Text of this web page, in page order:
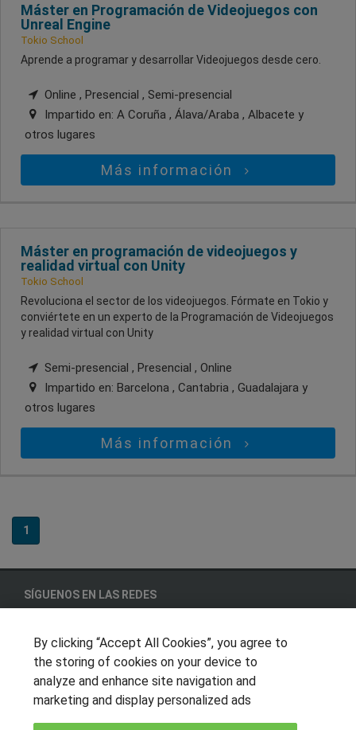
Máster en Programación de Videojuegos con
Unreal Engine
Tokio School
Aprende a programar y desarrollar Videojuegos desde cero.
Online , Presencial , Semi-presencial
Impartido en: A Coruña , Álava/Araba , Albacete y
otros lugares
Más información
Máster en programación de videojuegos y
realidad virtual con Unity
Tokio School
Revoluciona el sector de los videojuegos. Fórmate en Tokio y
conviértete en un experto de la Programación de Videojuegos
y realidad virtual con Unity
Semi-presencial , Presencial , Online
Impartido en: Barcelona , Cantabria , Guadalajara y
otros lugares
Más información
1
SÍGUENOS EN LAS REDES
OTROS GRUPOS DE INTERES
Muro de los idiomas
Hablemos de empleo
By clicking “Accept All Cookies”, you agree to
the storing of cookies on your device to
analyze and enhance site navigation and
marketing and display personalized ads